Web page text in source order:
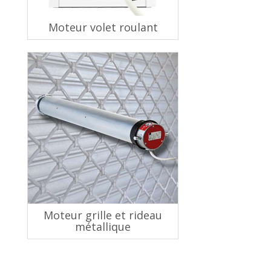
Moteur volet roulant
Moteur grille et rideau
métallique